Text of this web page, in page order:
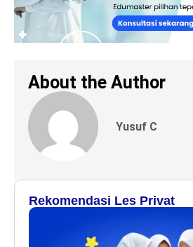
About the Author
Yusuf C
Rekomendasi Les Privat